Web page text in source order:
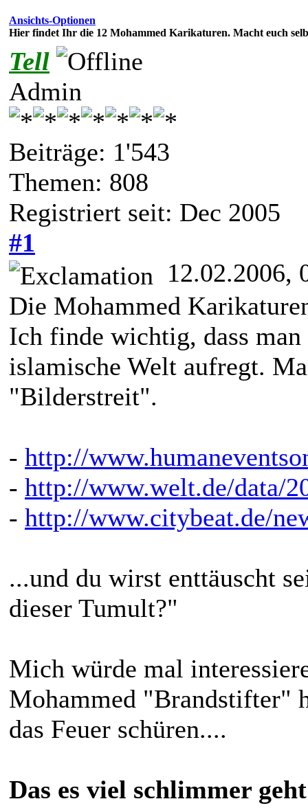
Ansichts-Optionen
Hier findet Ihr die 12 Mohammed Karikaturen. Macht euch
Tell
Admin
Beiträge: 1'543
Themen: 808
Registriert seit: Dec 2005
#1
12.02.2006,
Die Mohammed
Ich finde wichtig, dass
islamische Welt aufregt.
"Bilderstreit".
- http://
- http://www.welt.de/data/
- http://www.citybeat.de/
...und du wirst enttäuscht
dieser Tumult?"
Mich würde mal
Mohammed "Brandstifter"
das Feuer schüren....
Das es viel schlimmer